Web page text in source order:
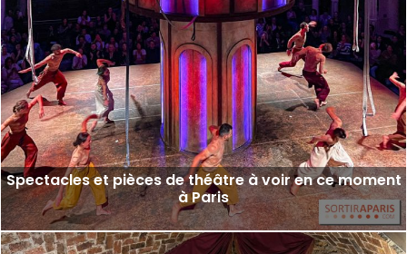
Spectacles et pièces de théâtre à voir en ce moment
à Paris